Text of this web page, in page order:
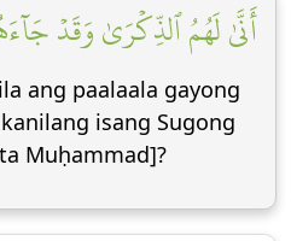
أَنَّىٰ لَهُمُ ٱلذِّكۡرَىٰ وَقَدۡ
ang paalaala gayong
isang Sugong
Muḥammad]?